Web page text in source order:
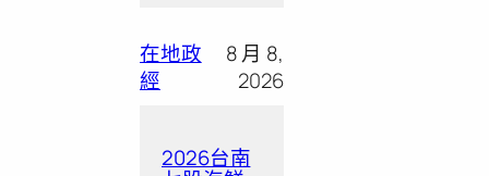
在地政
經
8 月 8,
2026
2026台南